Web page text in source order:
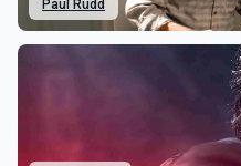
Paul Rudd